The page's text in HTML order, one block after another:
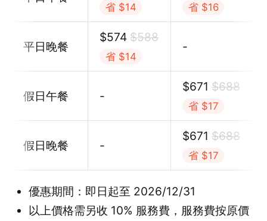
省 $14 省 $16
平日晚餐
$574 $588
省 $14
-
假日午餐 -
$671 $688
省 $17
假日晚餐 -
$671 $688
省 $17
優惠期間：即日起至 2026/12/31
以上價格需另收 10% 服務費，服務費按原價